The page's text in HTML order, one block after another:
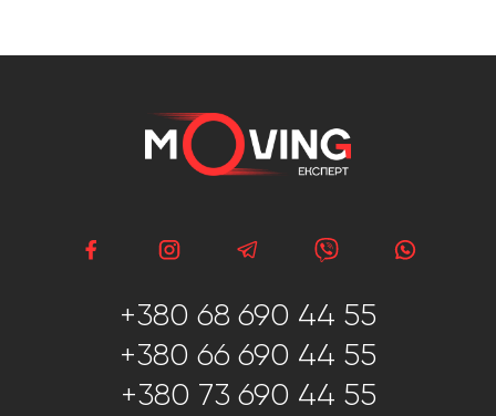
+380 68 690 44 55
+380 66 690 44 55
+380 73 690 44 55